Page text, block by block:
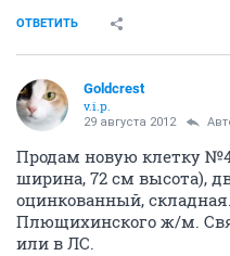
ОТВЕТИТЬ
Goldcrest
v.i.p.
29 августа 2012
Продам новую клетку
ширина, 72 см высота),
оцинкованный,
Плющихинского ж/м.
или в ЛС.